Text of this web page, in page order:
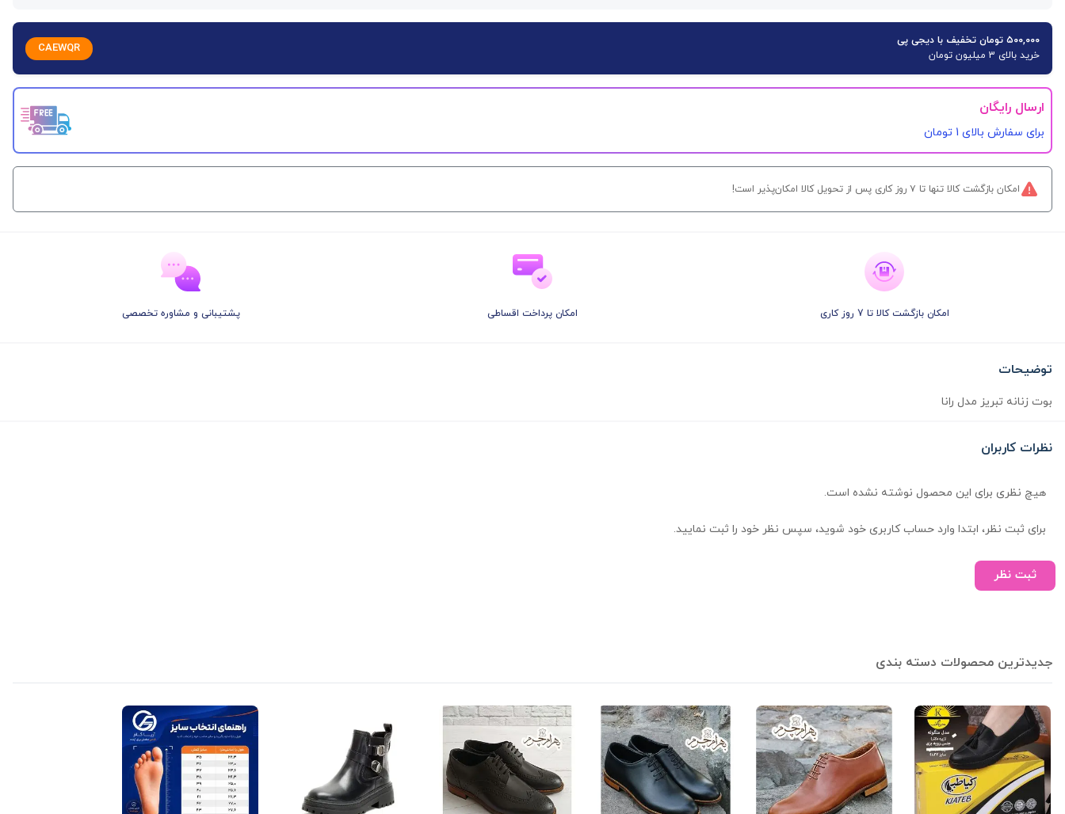
۵۰۰,۰۰۰ تومان تخفیف با دیجی پی
خرید بالای 3 میلیون تومان
CAEWQR
ارسال رایگان
برای سفارش‌ بالای 1 تومان
امکان بازگشت کالا تنها تا ۷ روز کاری پس از تحویل کالا امکان‌پذیر است!
امکان بازگشت کالا تا 7 روز کاری امکان پرداخت اقساطی پشتیبانی و مشاوره تخصصی
توضیحات
بوت زنانه تبریز مدل رانا
نظرات کاربران
هیچ نظری برای این محصول نوشته نشده است.
برای ثبت نظر، ابتدا وارد حساب کاربری خود شوید، سپس نظر خود را ثبت نمایید.
ثبت نظر
جدیدترین محصولات دسته بندی